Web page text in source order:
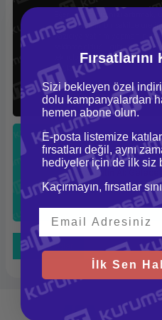
Eğer üretim hızınızı
sürdürülebilir bir şekilde üretim
yazıcıya yatırım yapmanın
sektörde olduğu gibi, uzun
teknolojiyi şirketinize entegre
sağlayabilir.
Şimdi Satın Al:
Tüm Bloglar
Fırsatlarını
Sizi bekleyen özel
dolu kampanyalardan
hemen abone olun.
E-posta listemize
fırsatları değil, aynı
hediyeler için de ilk siz
Kaçırmayın, fırsatlar
İlk Sen